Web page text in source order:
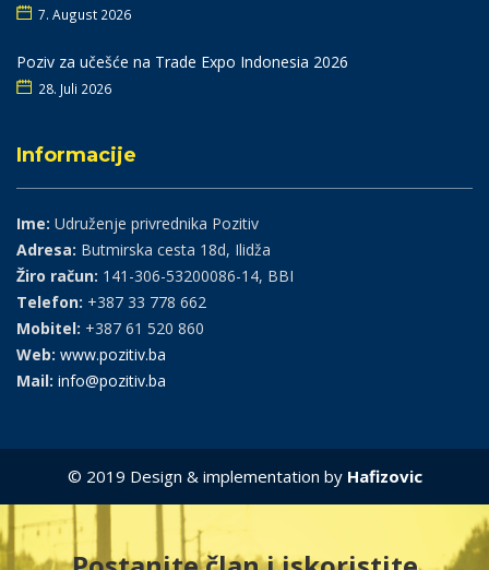
7. August 2026
Poziv za učešće na Trade Expo Indonesia 2026
28. Juli 2026
Informacije
Ime: Udruženje privrednika Pozitiv
Adresa: Butmirska cesta 18d, Ilidža
Žiro račun: 141-306-53200086-14, BBI
Telefon: +387 33 778 662
Mobitel: +387 61 520 860
Web: www.pozitiv.ba
Mail: info@pozitiv.ba
© 2019 Design & implementation by Hafizovic